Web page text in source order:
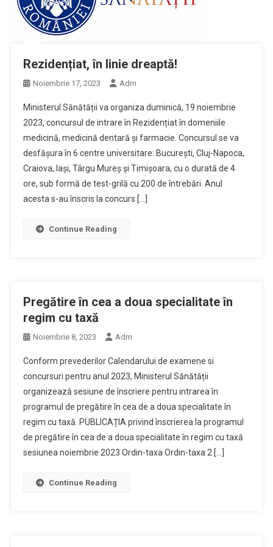
Rezidențiat, în linie dreaptă!
Noiembrie 17, 2023 Adm
Ministerul Sănătății va organiza duminică, 19 noiembrie
2023, concursul de intrare în Rezidențiat în domeniile
medicină, medicină dentară și farmacie. Concursul se va
desfășura în 6 centre universitare: București, Cluj-Napoca,
Craiova, Iași, Târgu Mureș și Timișoara, cu o durată de 4
ore, sub formă de test-grilă cu 200 de întrebări. Anul
acesta s-au înscris la concurs […]
Continue Reading
Pregătire în cea a doua specialitate în
regim cu taxă
Noiembrie 8, 2023 Adm
Conform prevederilor Calendarului de examene si
concursuri pentru anul 2023, Ministerul Sănătății
organizează sesiune de înscriere pentru intrarea în
programul de pregătire în cea de a doua specialitate în
regim cu taxă. PUBLICAȚIA privind înscrierea la programul
de pregătire în cea de a doua specialitate în regim cu taxă
sesiunea noiembrie 2023 Ordin-taxa Ordin-taxa 2 […]
Continue Reading